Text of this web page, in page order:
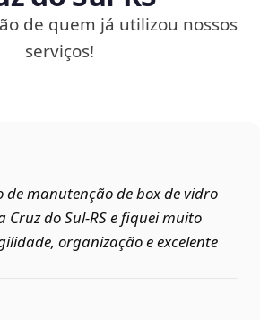
de quem já utilizou nossos
serviços!
de manutenção de box de vidro
do Sul‑RS e fiquei muito
organização e excelente